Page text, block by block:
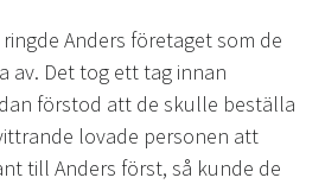
Anders företaget som de
av. Det tog ett tag innan
förstod att de skulle beställa
lovade personen att
till Anders först, så kunde de